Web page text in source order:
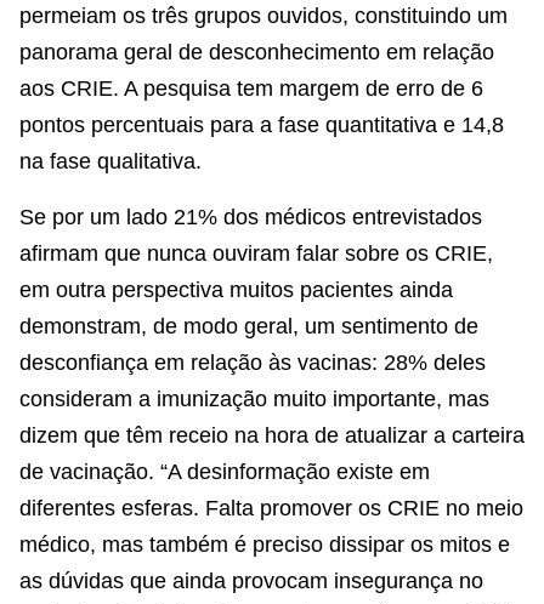
permeiam os três grupos ouvidos, constituindo um
panorama geral de desconhecimento em relação
aos CRIE. A pesquisa tem margem de erro de 6
pontos percentuais para a fase quantitativa e 14,8
na fase qualitativa.
Se por um lado 21% dos médicos entrevistados
afirmam que nunca ouviram falar sobre os CRIE,
em outra perspectiva muitos pacientes ainda
demonstram, de modo geral, um sentimento de
desconfiança em relação às vacinas: 28% deles
consideram a imunização muito importante, mas
dizem que têm receio na hora de atualizar a carteira
de vacinação. “A desinformação existe em
diferentes esferas. Falta promover os CRIE no meio
médico, mas também é preciso dissipar os mitos e
as dúvidas que ainda provocam insegurança no